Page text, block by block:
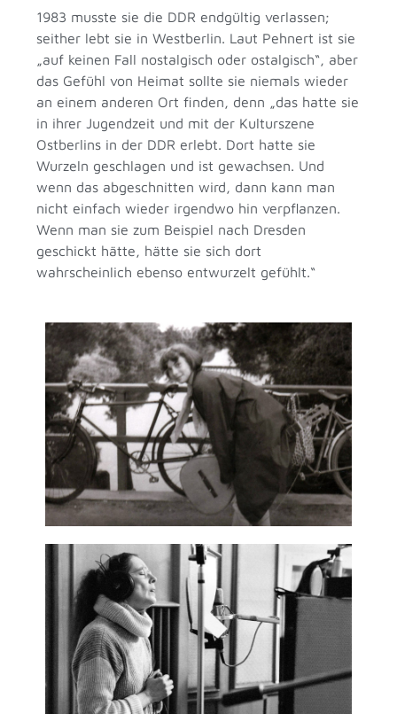
1983 musste sie die DDR endgültig verlassen;
seither lebt sie in Westberlin. Laut Pehnert ist sie
„auf keinen Fall nostalgisch oder ostalgisch“, aber
das Gefühl von Heimat sollte sie niemals wieder
an einem anderen Ort finden, denn „das hatte sie
in ihrer Jugendzeit und mit der Kulturszene
Ostberlins in der DDR erlebt. Dort hatte sie
Wurzeln geschlagen und ist gewachsen. Und
wenn das abgeschnitten wird, dann kann man
nicht einfach wieder irgendwo hin verpflanzen.
Wenn man sie zum Beispiel nach Dresden
geschickt hätte, hätte sie sich dort
wahrscheinlich ebenso entwurzelt gefühlt.“